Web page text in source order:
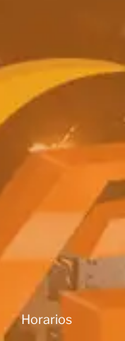
Horarios